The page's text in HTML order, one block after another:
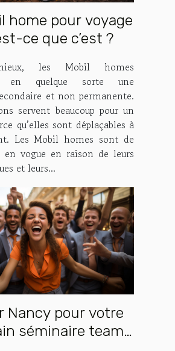
home pour voyage
ce que c’est ?
les Mobil homes
en quelque sorte une
et non permanente.
servent beaucoup pour un
qu’elles sont déplaçables à
Les Mobil homes sont de
en vogue en raison de leurs
et leurs...
Nancy pour votre
séminaire team